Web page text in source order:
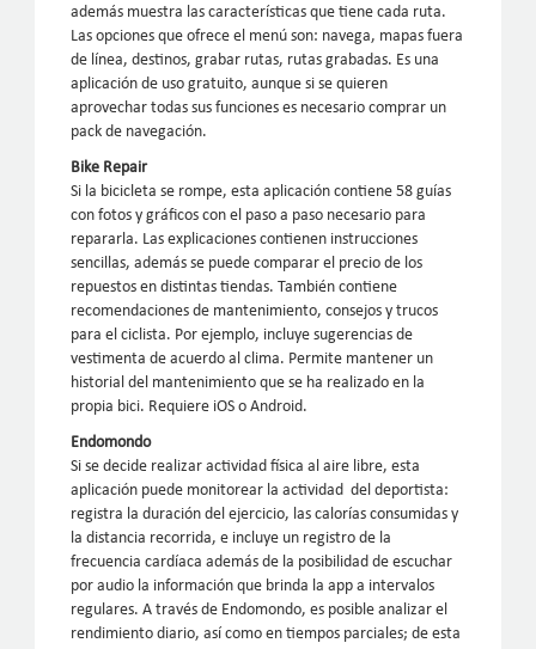
además muestra las características que tiene cada ruta.
Las opciones que ofrece el menú son: navega, mapas fuera
de línea, destinos, grabar rutas, rutas grabadas. Es una
aplicación de uso gratuito, aunque si se quieren
aprovechar todas sus funciones es necesario comprar un
pack de navegación.
Bike Repair
Si la bicicleta se rompe, esta aplicación contiene 58 guías
con fotos y gráficos con el paso a paso necesario para
repararla. Las explicaciones contienen instrucciones
sencillas, además se puede comparar el precio de los
repuestos en distintas tiendas. También contiene
recomendaciones de mantenimiento, consejos y trucos
para el ciclista. Por ejemplo, incluye sugerencias de
vestimenta de acuerdo al clima. Permite mantener un
historial del mantenimiento que se ha realizado en la
propia bici. Requiere iOS o Android.
Endomondo
Si se decide realizar actividad física al aire libre, esta
aplicación puede monitorear la actividad del deportista:
registra la duración del ejercicio, las calorías consumidas y
la distancia recorrida, e incluye un registro de la
frecuencia cardíaca además de la posibilidad de escuchar
por audio la información que brinda la app a intervalos
regulares. A través de Endomondo, es posible analizar el
rendimiento diario, así como en tiempos parciales; de esta